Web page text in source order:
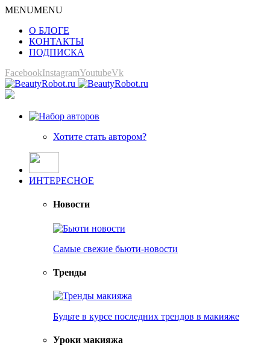
MENUMENU
О БЛОГЕ
КОНТАКТЫ
ПОДПИСКА
FacebookInstagramYoutubeVk
Хотите стать автором?
ИНТЕРЕСНОЕ
Новости
Самые свежие бьюти-новости
Тренды
Будьте в курсе последних трендов в макияже
Уроки макияжа